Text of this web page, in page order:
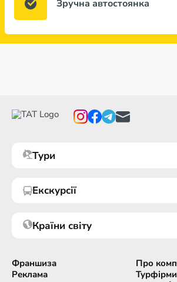
Зручна автостоянка
Тури
Екскурсії
Країни світу
Франшиза
Реклама
Про
Турфірми